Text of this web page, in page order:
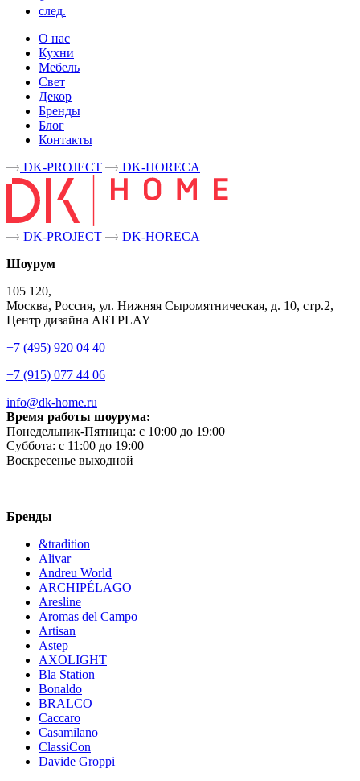
след.
О нас
Кухни
Мебель
Свет
Декор
Бренды
Блог
Контакты
DK-PROJECT
DK-HORECA
DK-PROJECT
DK-HORECA
Шоурум
105 120,
Москва, Россия, ул. Нижняя Сыромятническая, д. 10, стр.2,
Центр дизайна ARTPLAY
+7 (495) 920 04 40
+7 (915) 077 44 06
info@dk-home.ru
Время работы шоурума:
Понедельник-Пятница: c 10:00 до 19:00
Суббота: c 11:00 до 19:00
Воскресенье выходной
Бренды
&tradition
Alivar
Andreu World
ARCHIPÉLAGO
Aresline
Aromas del Campo
Artisan
Astep
AXOLIGHT
Bla Station
Bonaldo
BRALCO
Caccaro
Casamilano
ClassiCon
Davide Groppi